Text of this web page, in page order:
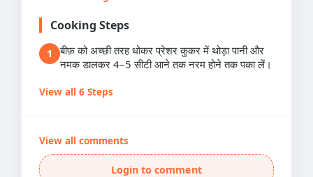
Cooking Steps
1
बीफ़ को अच्छी तरह धोकर प्रेशर कुकर में थोड़ा पानी और
नमक डालकर 4–5 सीटी आने तक नरम होने तक पका लें।
View all 6 Steps
View all comments
Login to comment